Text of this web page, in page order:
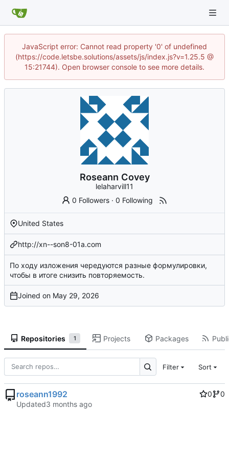
JavaScript error: Cannot read property '0' of undefined
(https://code.letsbe.solutions/assets/js/index.js?v=1.25.5 @
15:21744). Open browser console to see more details.
Roseann Covey
lelaharvill11
0 Followers ·0 Following
United States
http://xn--son8-01a.com
По ходу изложения чередуются разные формулировки,
чтобы в итоге снизить повторяемость.
Joined on
Repositories 1 Projects Packages
Filter Sort
roseann1992 0
0
Updated